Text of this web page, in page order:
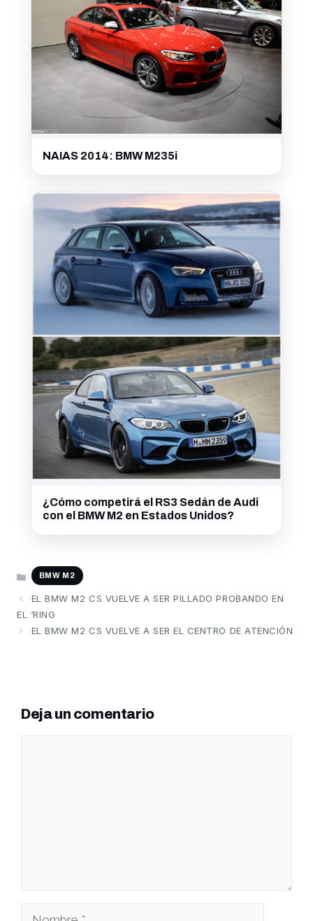
NAIAS 2014: BMW M235i
¿Cómo competirá el RS3 Sedán de Audi
con el BMW M2 en Estados Unidos?
CATEGORÍAS
BMW M2
EL BMW M2 CS VUELVE A SER PILLADO PROBANDO EN
EL ‘RING
EL BMW M2 CS VUELVE A SER EL CENTRO DE ATENCIÓN
Deja un comentario
Nombre